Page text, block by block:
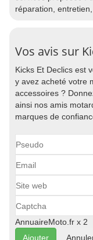
réparation,
Vos avis sur
Kicks Et Declics est
y avez acheté votre
accessoires ?
ainsi nos amis
marques de
AnnuaireMoto.fr x 2